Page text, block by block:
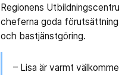
Regionens
cheferna goda
och bastjänstgöring.
– Lisa är varmt